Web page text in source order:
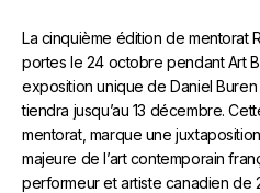
La cinquième édition de mentorat
portes le 24 octobre pendant Art
exposition unique de Daniel
tiendra jusqu’au 13 décembre.
mentorat, marque une
majeure de l’art contemporain
performeur et artiste canadien de